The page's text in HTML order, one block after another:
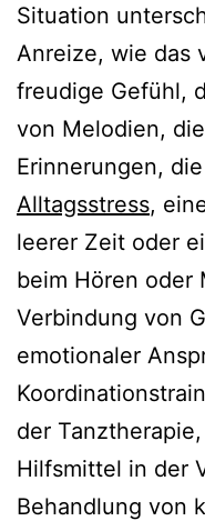
Situation
Anreize, wie das
freudige Gefühl,
von Melodien,
Erinnerungen,
Alltagsstress,
leerer Zeit oder
beim Hören oder
Verbindung von
emotionaler
der
Hilfsmittel in der
Behandlung von